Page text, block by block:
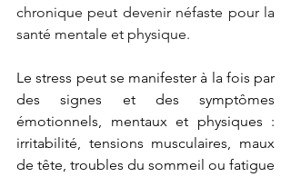
chronique peut devenir néfaste pour la
santé mentale et physique.
Le stress peut se manifester à la fois par
des signes et des symptômes
émotionnels, mentaux et physiques :
irritabilité, tensions musculaires, maux
de tête, troubles du sommeil ou fatigue